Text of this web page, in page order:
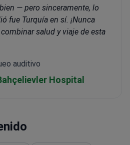
— pero sinceramente, lo
fue Turquía en sí. ¡Nunca
salud y viaje de esta
auditivo
Hospital